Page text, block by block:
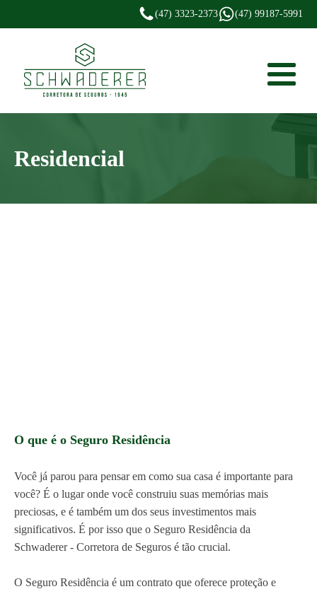
(47) 3323-2373 (47) 99187-5991
Residencial
O que é o Seguro Residência
Você já parou para pensar em como sua casa é importante para
você? É o lugar onde você construiu suas memórias mais
preciosas, e é também um dos seus investimentos mais
significativos. É por isso que o Seguro Residência da
Schwaderer - Corretora de Seguros é tão crucial.
O Seguro Residência é um contrato que oferece proteção e